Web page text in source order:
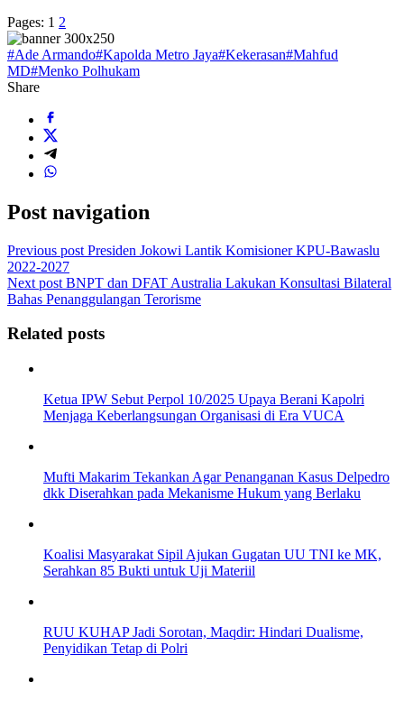
Pages: 1 2
#Ade Armando#Kapolda Metro Jaya#Kekerasan#Mahfud
MD#Menko Polhukam
Share
Post navigation
Previous post Presiden Jokowi Lantik Komisioner KPU-Bawaslu
2022-2027
Next post BNPT dan DFAT Australia Lakukan Konsultasi Bilateral
Bahas Penanggulangan Terorisme
Related posts
Ketua IPW Sebut Perpol 10/2025 Upaya Berani Kapolri
Menjaga Keberlangsungan Organisasi di Era VUCA
Mufti Makarim Tekankan Agar Penanganan Kasus Delpedro
dkk Diserahkan pada Mekanisme Hukum yang Berlaku
Koalisi Masyarakat Sipil Ajukan Gugatan UU TNI ke MK,
Serahkan 85 Bukti untuk Uji Materiil
RUU KUHAP Jadi Sorotan, Maqdir: Hindari Dualisme,
Penyidikan Tetap di Polri